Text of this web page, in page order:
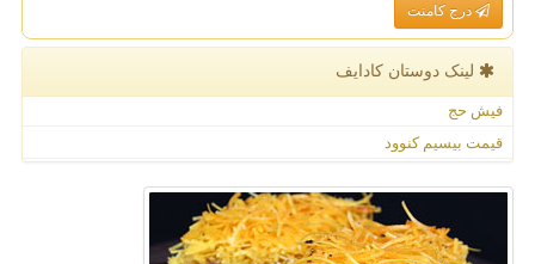
درج کامنت
لینک دوستان كادایف
فیش حج
قیمت بیسیم کنوود